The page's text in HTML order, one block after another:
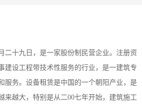
二十九日，是一家股份制民营企业。注册资
建设工程带技术性服务的行业，是一建筑专
服务。设备租赁是中国的一个朝阳产业，是
越大，特别是从二00七年开始，建筑施工